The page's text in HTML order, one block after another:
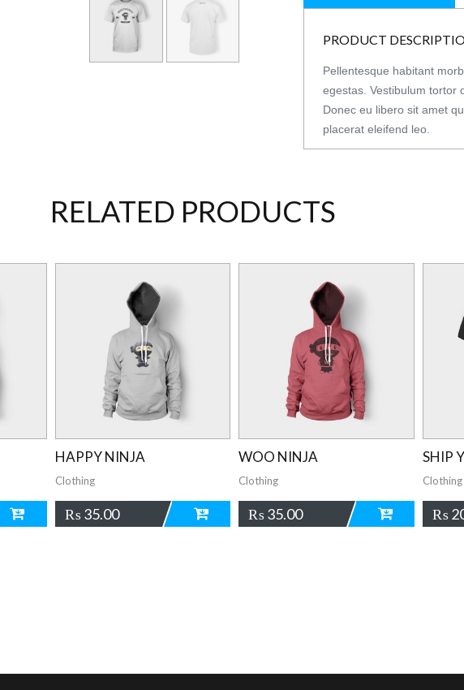
PRODUCT
Pellentesque habitant
egestas. Vestibulum tortor
Donec eu libero sit amet
placerat eleifend leo.
RELATED PRODUCTS
HAPPY NINJA
Clothing
₨35.00
WOO NINJA
Clothing
₨35.00
SHIP
Clothing
₨